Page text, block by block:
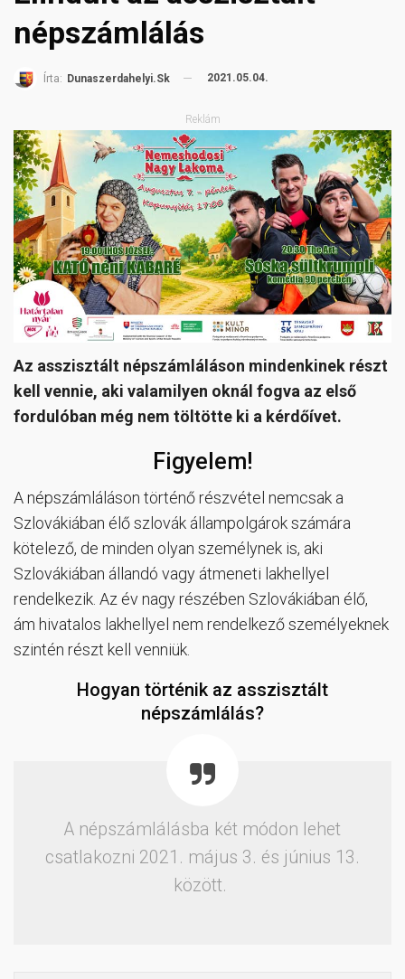
népszámlálás
Írta: Dunaszerdahelyi.sk 2021.05.04.
Reklám
Az asszisztált népszámláláson mindenkinek részt
kell vennie, aki valamilyen oknál fogva az első
fordulóban még nem töltötte ki a kérdőívet.
Figyelem!
A népszámláláson történő részvétel nemcsak a
Szlovákiában élő szlovák állampolgárok számára
kötelező, de minden olyan személynek is, aki
Szlovákiában állandó vagy átmeneti lakhellyel
rendelkezik. Az év nagy részében Szlovákiában élő,
ám hivatalos lakhellyel nem rendelkező személyeknek
szintén részt kell venniük.
Hogyan történik az asszisztált
népszámlálás?
A népszámlálásba két módon lehet
csatlakozni 2021. május 3. és június 13.
között.